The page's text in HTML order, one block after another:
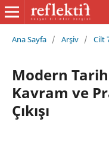
Ana Sayfa / Arşiv / Cilt
Modern
Kavram ve
Çıkışı